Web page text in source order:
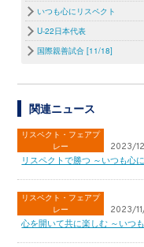
いつも心にリスペクト
U-22日本代表
国際親善試合 [11/18]
関連ニュース
リスペクト・フェアプ
レー
2023/
リスペクトで勝つ ～いつも心
リスペクト・フェアプ
レー
2023/
心を開いて共に楽しむ ～いつ